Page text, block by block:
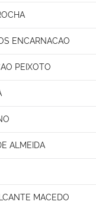
ENCARNACAO
PEIXOTO
ALMEIDA
MACEDO